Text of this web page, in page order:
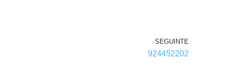
SEGUINTE
924452202